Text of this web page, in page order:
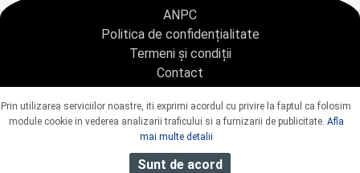
ANPC
Politica de confidențialitate
Termeni și condiții
Contact
Copyright © 2021 - AGENTIA CONDOLEANTE.RO SRL - toate drepturile rezervate
J40/9967/2020 CUI: 42925428
Prin utilizarea serviciilor noastre, iti exprimi acordul cu privire la faptul ca folosim
module cookie in vederea analizarii traficului si a furnizarii de publicitate. Afla
mai multe detalii
Sunt de acord